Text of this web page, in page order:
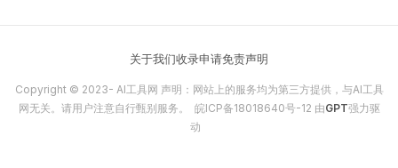
关于我们收录申请免责声明
Copyright © 2023- AI工具网 声明：网站上的服务均为第三方提供，与AI工具
网无关。请用户注意自行甄别服务。 皖ICP备18018640号-12 由GPT强力驱
动